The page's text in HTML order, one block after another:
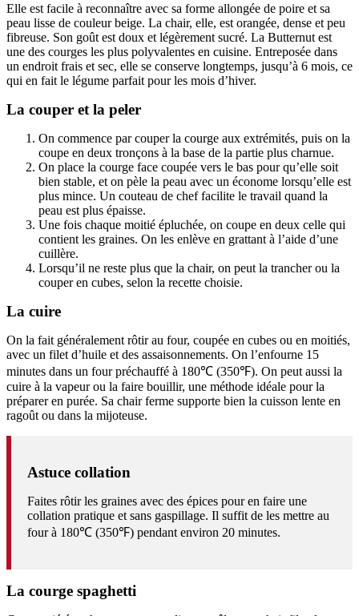
Elle est facile à reconnaître avec sa forme allongée de poire et sa
peau lisse de couleur beige. La chair, elle, est orangée, dense et peu
fibreuse. Son goût est doux et légèrement sucré. La Butternut est
une des courges les plus polyvalentes en cuisine. Entreposée dans
un endroit frais et sec, elle se conserve longtemps, jusqu’à 6 mois, ce
qui en fait le légume parfait pour les mois d’hiver.
La couper et la peler
On commence par couper la courge aux extrémités, puis on la
coupe en deux tronçons à la base de la partie plus charnue.
On place la courge face coupée vers le bas pour qu’elle soit
bien stable, et on pèle la peau avec un économe lorsqu’elle est
plus mince. Un couteau de chef facilite le travail quand la
peau est plus épaisse.
Une fois chaque moitié épluchée, on coupe en deux celle qui
contient les graines. On les enlève en grattant à l’aide d’une
cuillère.
Lorsqu’il ne reste plus que la chair, on peut la trancher ou la
couper en cubes, selon la recette choisie.
La cuire
On la fait généralement rôtir au four, coupée en cubes ou en moitiés,
avec un filet d’huile et des assaisonnements. On l’enfourne 15
minutes dans un four préchauffé à 180℃ (350℉). On peut aussi la
cuire à la vapeur ou la faire bouillir, une méthode idéale pour la
préparer en purée. Sa chair ferme supporte bien la cuisson lente en
ragoût ou dans la mijoteuse.
Astuce collation
Faites rôtir les graines avec des épices pour en faire une
collation pratique et sans gaspillage. Il suffit de les mettre au
four à 180℃ (350℉) pendant environ 20 minutes.
La courge spaghetti